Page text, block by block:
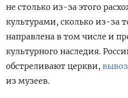
не столько из-за этого
культурами, сколько из-за
направлена в том числе и
культурного наследия.
обстреливают церкви,
из музеев.